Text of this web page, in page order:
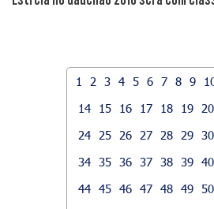
1 2 3 4 5 6 7 8 9
14
15 16 17 18 19 20
24
25 26 27 28 29 30
34 35 36 37 38 39 40
44 45 46 47 48 49 50